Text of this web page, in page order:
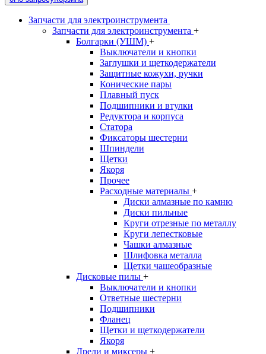
Запчасти для электроинструмента
Запчасти для электроинструмента +
Болгарки (УШМ) +
Выключатели и кнопки
Заглушки и щеткодержатели
Защитные кожухи, ручки
Конические пары
Плавный пуск
Подшипники и втулки
Редуктора и корпуса
Статора
Фиксаторы шестерни
Шпиндели
Щетки
Якоря
Прочее
Расходные материалы +
Диски алмазные по камню
Диски пильные
Круги отрезные по металлу
Круги лепестковые
Чашки алмазные
Шлифовка металла
Щетки чашеобразные
Дисковые пилы +
Выключатели и кнопки
Ответные шестерни
Подшипники
Фланец
Щетки и щеткодержатели
Якоря
Дрели и миксеры +